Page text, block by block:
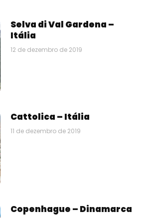
Selva di Val Gardena –
Itália
12 de dezembro de 2019
Cattolica – Itália
11 de dezembro de 2019
Copenhague – Dinamarca